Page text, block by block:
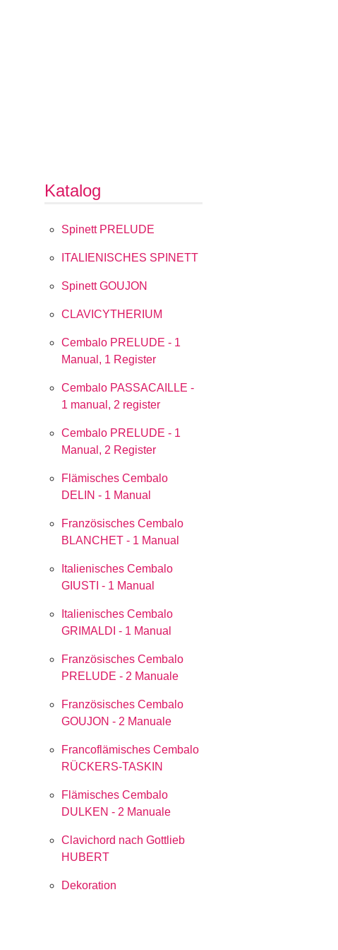
Katalog
Spinett PRELUDE
ITALIENISCHES SPINETT
Spinett GOUJON
CLAVICYTHERIUM
Cembalo PRELUDE - 1
Manual, 1 Register
Cembalo PASSACAILLE -
1 manual, 2 register
Cembalo PRELUDE - 1
Manual, 2 Register
Flämisches Cembalo
DELIN - 1 Manual
Französisches Cembalo
BLANCHET - 1 Manual
Italienisches Cembalo
GIUSTI - 1 Manual
Italienisches Cembalo
GRIMALDI - 1 Manual
Französisches Cembalo
PRELUDE - 2 Manuale
Französisches Cembalo
GOUJON - 2 Manuale
Francoflämisches Cembalo
RÜCKERS-TASKIN
Flämisches Cembalo
DULKEN - 2 Manuale
Clavichord nach Gottlieb
HUBERT
Dekoration